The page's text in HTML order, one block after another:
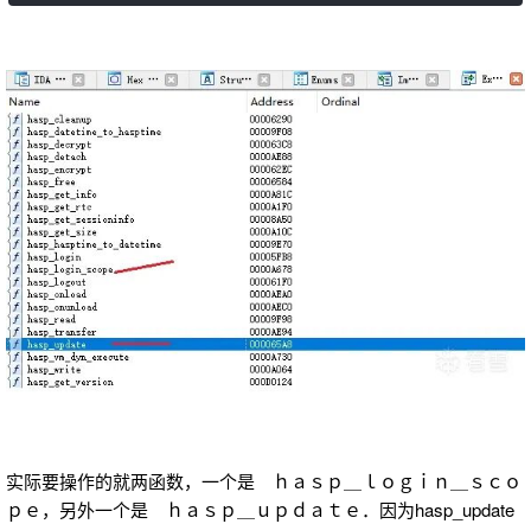
实际要操作的就两函数，一个是 ｈａｓｐ＿ｌｏｇｉｎ＿ｓｃｏ
ｐｅ，另外一个是 ｈａｓｐ＿ｕｐｄａｔｅ．因为hasp_update